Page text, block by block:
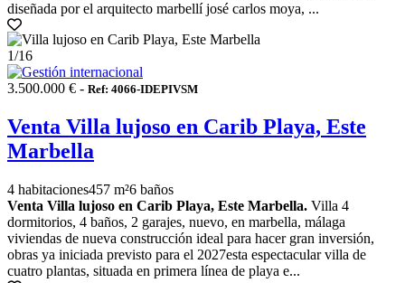
diseñada por el arquitecto marbellí josé carlos moya, ...
1/16
3.500.000 € - Ref: 4066-IDEPIVSM
Venta Villa lujoso en Carib Playa, Este
Marbella
4 habitaciones457 m²6 baños
Venta Villa lujoso en Carib Playa, Este Marbella. Villa 4
dormitorios, 4 baños, 2 garajes, nuevo, en marbella, málaga
viviendas de nueva construcción ideal para hacer gran inversión,
obras ya iniciada previsto para el 2027esta espectacular villa de
cuatro plantas, situada en primera línea de playa e...